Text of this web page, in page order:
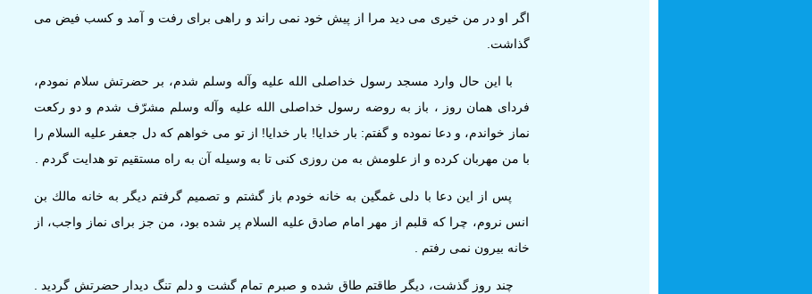
اگر او در من خيرى مى‏ ديد مرا از پيش خود نمى ‏راند و راهى براى رفت و آمد و كسب فيض مى‏
گذاشت.
با اين حال وارد مسجد رسول خداصلى الله عليه وآله وسلم شدم، بر حضرتش سلام نمودم،
فرداى همان روز ، باز به روضه رسول خداصلى الله عليه وآله وسلم مشرّف شدم و دو ركعت
نماز خواندم، و دعا نموده و گفتم: بار خدايا! بار خدايا! از تو مى ‏خواهم كه دل جعفر عليه السلام را
با من مهربان كرده و از علومش به من روزى كنى تا به وسيله آن به راه مستقيم تو هدايت گردم .
پس از اين دعا با دلى غمگين به خانه خودم باز گشتم و تصميم گرفتم ديگر به خانه مالك بن
انس نروم، چرا كه قلبم از مهر امام صادق‏ عليه السلام پر شده بود، من جز براى نماز واجب، از
خانه بيرون نمى‏ رفتم .
چند روز گذشت، ديگر طاقتم طاق شده و صبرم تمام گشت و دلم تنگ ديدار حضرتش گرديد .